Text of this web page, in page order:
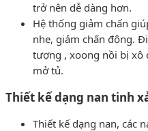
trở nên dễ dàng hơn.
Hệ thống giảm chấn
nhẹ, giảm chấn động.
tượng , xoong nồi bị xô
mở tủ.
Thiết kế dạng nan tinh
Thiết kế dạng nan, các